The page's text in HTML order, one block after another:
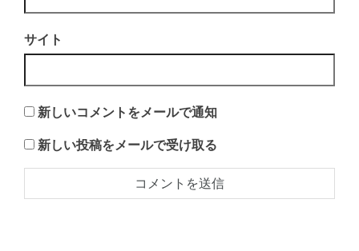
サイト
新しいコメントをメールで通知
新しい投稿をメールで受け取る